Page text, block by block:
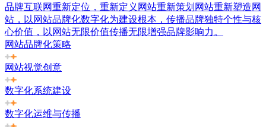
品牌互联网重新定位，重新定义网站重新策划网站重新塑造网
站，以网站品牌化数字化为建设根本，传播品牌独特个性与核
心价值，以网站无限价值传播无限增强品牌影响力。
网站品牌化策略
网站视觉创意
数字化系统建设
数字化运维与传播